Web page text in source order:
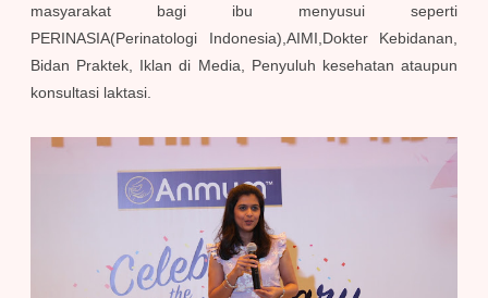
masyarakat bagi ibu menyusui seperti
PERINASIA(Perinatologi Indonesia),AIMI,Dokter Kebidanan,
Bidan Praktek, Iklan di Media, Penyuluh kesehatan ataupun
konsultasi laktasi.